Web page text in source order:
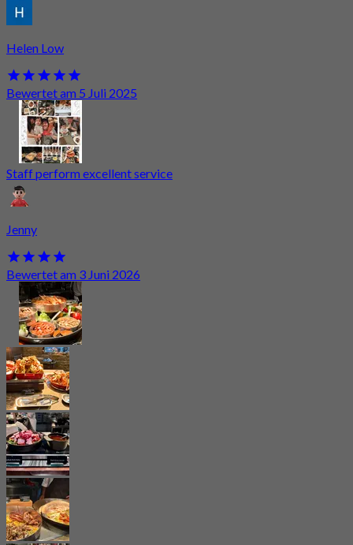
Helen Low
Bewertet am 5 Juli 2025
Staff perform excellent service
Jenny
Bewertet am 3 Juni 2026